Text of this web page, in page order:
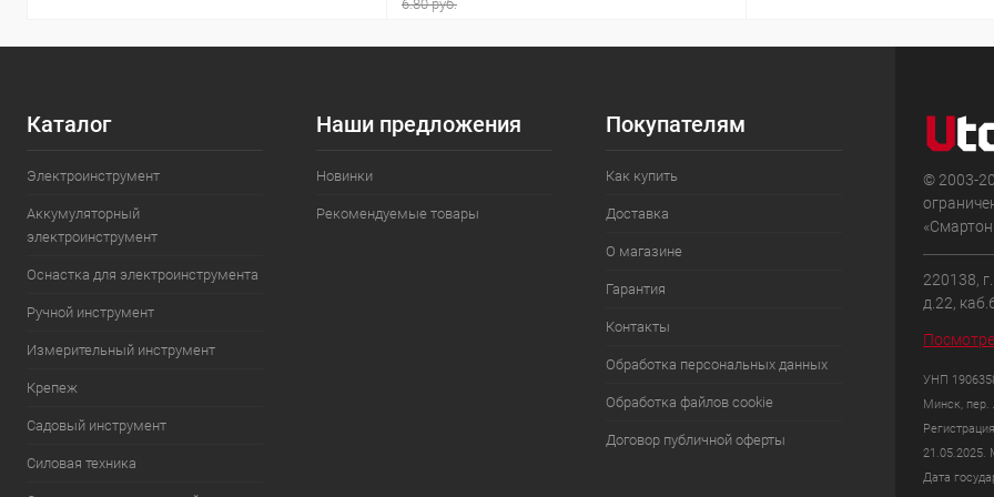
6.80 руб.
Каталог
Электроинструмент
Аккумуляторный
электроинструмент
Оснастка для электроинструмента
Ручной инструмент
Измерительный инструмент
Крепеж
Садовый инструмент
Силовая техника
Наши предложения
Новинки
Рекомендуемые товары
Покупателям
Как купить
Доставка
О магазине
Гарантия
Контакты
Обработка персональных данных
Обработка файлов cookie
Договор публичной оферты
© 2003-
220138,
д.22,
УНП
Минск, пер.
21.05.2025.
Дата